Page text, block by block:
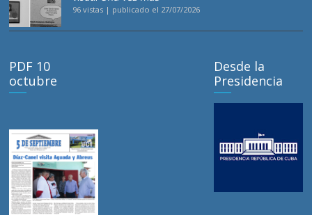
96 vistas | publicado el 27/07/2026
PDF 10
octubre
Desde la
Presidencia